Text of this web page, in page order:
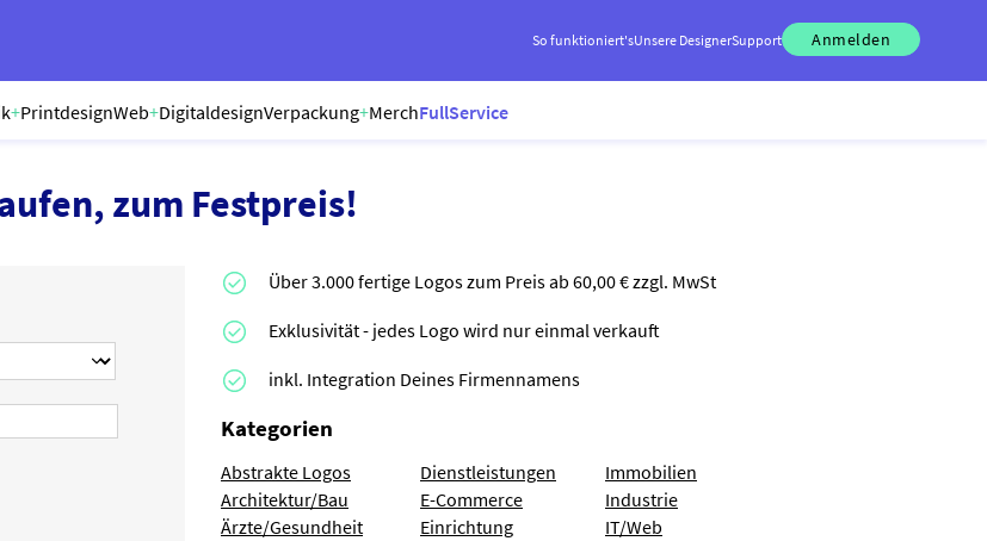
So funktioniert'sUnsere DesignerSupport Anmelden
+PrintdesignWeb+DigitaldesignVerpackung+MerchFullService
zum Festpreis!
Über 3.000 fertige Logos zum Preis ab 60,00 € zzgl. MwSt
Exklusivität - jedes Logo wird nur einmal verkauft
inkl. Integration Deines Firmennamens
Kategorien
Abstrakte Logos
Architektur/Bau
Ärzte/Gesundheit
Dienstleistungen
E-Commerce
Einrichtung
Immobilien
Industrie
IT/Web